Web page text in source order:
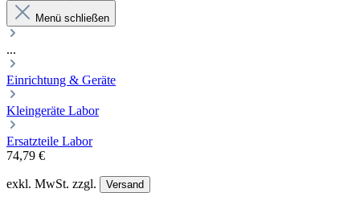
Menü schließen
...
Einrichtung & Geräte
Kleingeräte Labor
Ersatzteile Labor
74,79 €
exkl. MwSt. zzgl. Versand